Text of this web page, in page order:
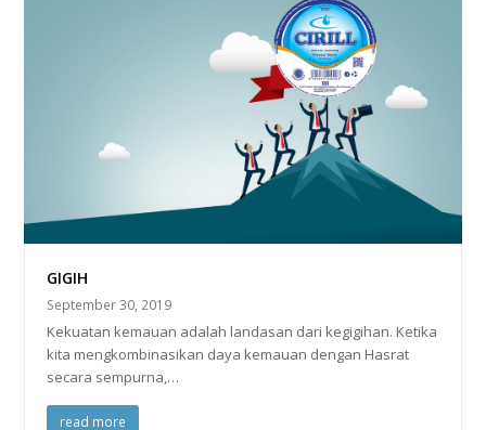
GIGIH
September 30, 2019
Kekuatan kemauan adalah landasan dari kegigihan. Ketika
kita mengkombinasikan daya kemauan dengan Hasrat
secara sempurna,…
read more